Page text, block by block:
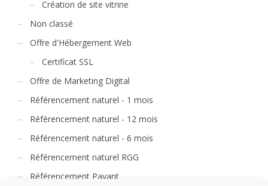
Création de site vitrine
Non classé
Offre d'Hébergement Web
Certificat SSL
Offre de Marketing Digital
Référencement naturel - 1 mois
Référencement naturel - 12 mois
Référencement naturel - 6 mois
Référencement naturel RGG
Référencement Payant